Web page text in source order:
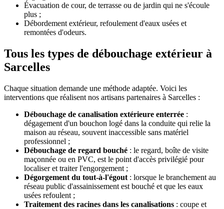
Évacuation de cour, de terrasse ou de jardin qui ne s'écoule
plus ;
Débordement extérieur, refoulement d'eaux usées et
remontées d'odeurs.
Tous les types de débouchage extérieur à
Sarcelles
Chaque situation demande une méthode adaptée. Voici les
interventions que réalisent nos artisans partenaires à Sarcelles :
Débouchage de canalisation extérieure enterrée :
dégagement d'un bouchon logé dans la conduite qui relie la
maison au réseau, souvent inaccessible sans matériel
professionnel ;
Débouchage de regard bouché : le regard, boîte de visite
maçonnée ou en PVC, est le point d'accès privilégié pour
localiser et traiter l'engorgement ;
Dégorgement du tout-à-l'égout : lorsque le branchement au
réseau public d'assainissement est bouché et que les eaux
usées refoulent ;
Traitement des racines dans les canalisations : coupe et